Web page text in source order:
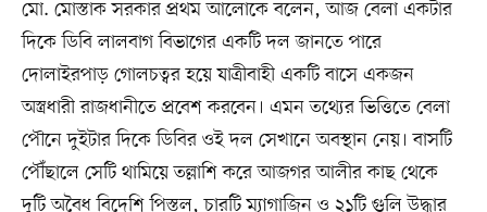
মো. মোস্তাক সরকার প্রথম আলোকে বলেন, আজ বেলা একটার
দিকে ডিবি লালবাগ বিভাগের একটি দল জানতে পারে
দোলাইরপাড় গোলচত্বর হয়ে যাত্রীবাহী একটি বাসে একজন
অস্ত্রধারী রাজধানীতে প্রবেশ করবেন। এমন তথ্যের ভিত্তিতে বেলা
পৌনে দুইটার দিকে ডিবির ওই দল সেখানে অবস্থান নেয়। বাসটি
পৌঁছালে সেটি থামিয়ে তল্লাশি করে আজগর আলীর কাছ থেকে
দুটি অবৈধ বিদেশি পিস্তল, চারটি ম্যাগাজিন ও ২১টি গুলি উদ্ধার